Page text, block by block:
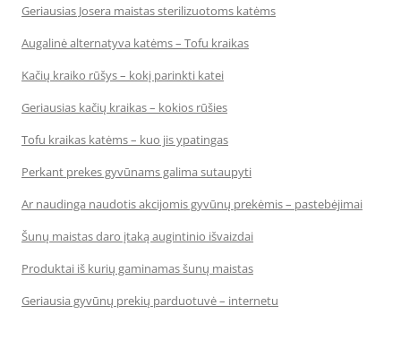
Geriausias Josera maistas sterilizuotoms katėms
Augalinė alternatyva katėms – Tofu kraikas
Kačių kraiko rūšys – kokį parinkti katei
Geriausias kačių kraikas – kokios rūšies
Tofu kraikas katėms – kuo jis ypatingas
Perkant prekes gyvūnams galima sutaupyti
Ar naudinga naudotis akcijomis gyvūnų prekėmis – pastebėjimai
Šunų maistas daro įtaką augintinio išvaizdai
Produktai iš kurių gaminamas šunų maistas
Geriausia gyvūnų prekių parduotuvė – internetu